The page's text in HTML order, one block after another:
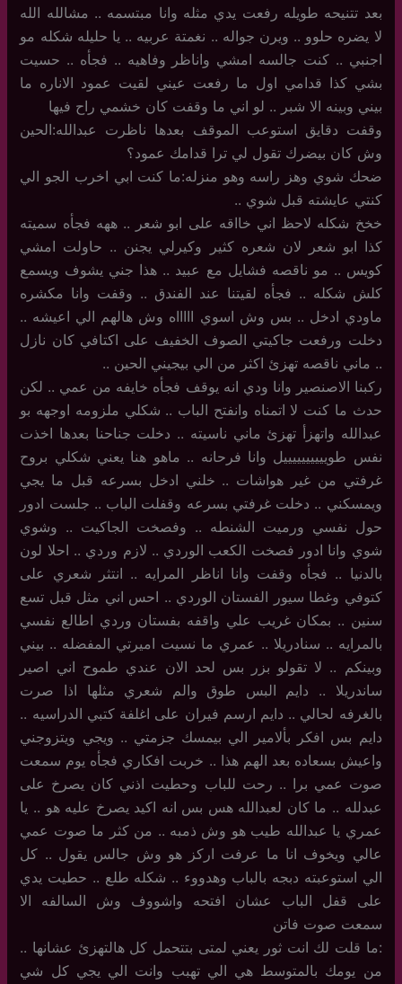
بعد تتنيحه طويله رفعت يدي مثله وانا مبتسمه .. مشالله الله
لا يضره حلوو .. ويرن جواله .. نغمتة عربيه .. يا حليله شكله مو
اجنبي .. كنت جالسه امشي واناظر وفاهيه .. فجأه .. حسيت
بشي كذا قدامي اول ما رفعت عيني لقيت عمود الاناره ما
بيني وبينه الا شبر .. لو اني ما وقفت كان خشمي راح فيها
وقفت دقايق استوعب الموقف بعدها ناظرت عبدالله:الحين
وش كان بيضرك تقول لي ترا قدامك عمود؟
ضحك شوي وهز راسه وهو منزله:ما كنت ابي اخرب الجو الي
كنتي عايشته قبل شوي ..
خخخ شكله لاحظ اني خااقه على ابو شعر .. ههه فجأه سميته
كذا ابو شعر لان شعره كثير وكيرلي يجنن .. حاولت امشي
كويس .. مو ناقصه فشايل مع عبيد .. هذا جني يشوف ويسمع
كلش شكله .. فجأه لقيتنا عند الفندق .. وقفت وانا مكشره
ماودي ادخل .. بس وش اسوي اااااه وش هالهم الي اعيشه ..
دخلت ورفعت جاكيتي الصوف الخفيف على اكتافي كان نازل
.. ماني ناقصه تهزئ اكثر من الي بيجيني الحين ..
ركبنا الاصنصير وانا ودي انه يوقف فجأه خايفه من عمي .. لكن
حدث ما كنت لا اتمناه وانفتح الباب .. شكلي ملزومه اوجهه بو
عبدالله واتهزأ تهزئ ماني ناسيته .. دخلت جناحنا بعدها اخذت
نفس طوييييييييييل وانا فرحانه .. ماهو هنا يعني شكلي بروح
غرفتي من غير هواشات .. خلني ادخل بسرعه قبل ما يجي
ويمسكني .. دخلت غرفتي بسرعه وقفلت الباب .. جلست ادور
حول نفسي ورميت الشنطه .. وفصخت الجاكيت .. وشوي
شوي وانا ادور فصخت الكعب الوردي .. لازم وردي .. احلا لون
بالدنيا .. فجأه وقفت وانا اناظر المرايه .. انتثر شعري على
كتوفي وغطا سيور الفستان الوردي .. احس اني مثل قبل تسع
سنين .. بمكان غريب علي واقفه بفستان وردي اطالع نفسي
بالمرايه .. سنادريلا .. عمري ما نسيت اميرتي المفضله .. بيني
وبينكم .. لا تقولو بزر بس لحد الان عندي طموح اني اصير
ساندريلا .. دايم البس طوق والم شعري مثلها اذا صرت
بالغرفه لحالي .. دايم ارسم فيران على اغلفة كتبي الدراسيه ..
دايم بس افكر بألامير الي بيمسك جزمتي .. ويجي ويتزوجني
واعيش بسعاده بعد الهم هذا .. خربت افكاري فجأه يوم سمعت
صوت عمي برا .. رحت للباب وحطيت اذني كان يصرخ على
عبدلله .. ما كان لعبدالله هس بس انه اكيد يصرخ عليه هو .. يا
عمري يا عبدالله طيب هو وش ذمبه .. من كثر ما صوت عمي
عالي ويخوف انا ما عرفت اركز هو وش جالس يقول .. كل
الي استوعبته دبجه بالباب وهدووء .. شكله طلع .. حطيت يدي
على قفل الباب عشان افتحه واشووف وش السالفه الا
سمعت صوت فاتن
:ما قلت لك انت ثور يعني لمتى بتتحمل كل هالتهزئ عشانها ..
من يومك بالمتوسط هي الي تهبب وانت الي يجي كل شي